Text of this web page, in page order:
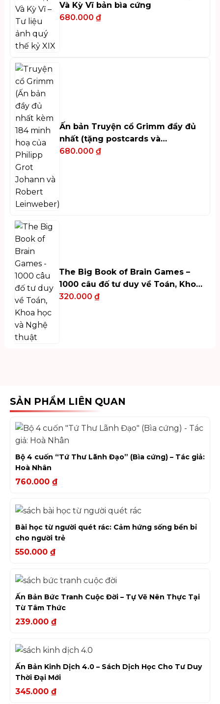
Và Kỳ Vĩ bản bìa cứng
680.000 ₫
Ấn bản Truyện cổ Grimm đầy đủ
nhất (tặng postcards và
bookmark)
680.000 ₫
The Big Book of Brain Games –
1000 câu đố tư duy về Toán, Khoa
học và Nghệ thuật
320.000 ₫
SẢN PHẨM LIÊN QUAN
Bộ 4 cuốn “Tứ Thư Lãnh Đạo” (Bìa cứng) – Tác giả:
Hoà Nhân
760.000 ₫
Bài học từ người quét rác: Cảm hứng sống bền bỉ
cho người trẻ
550.000 ₫
Ấn Bản Bức Tranh Cuộc Đời – Tự Vẽ Nên Thực Tại
Từ Tâm Thức
239.000 ₫
Ấn Bản Kinh Dịch 4.0 – Sách Dịch Học Cho Tư Duy
Thời Đại Mới
345.000 ₫